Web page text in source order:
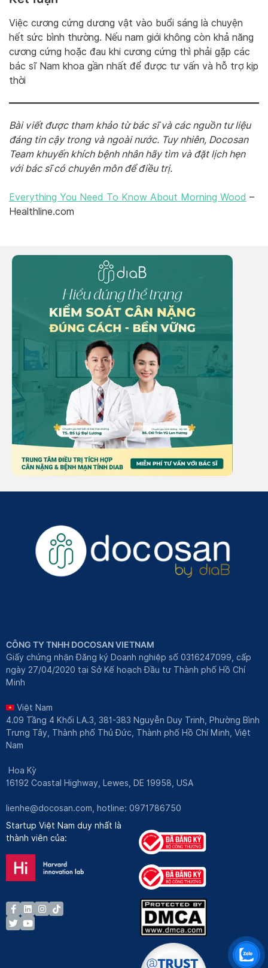
Việc cương cứng dương vật vào buổi sáng là chuyện
hết sức bình thường. Nếu nam giới không còn khả năng
cương cứng hoặc đau khi cương cứng thì phải gặp các
bác sĩ Nam khoa gần nhất để được tư vấn và hỗ trợ kịp
thời
Bài viết được tham khảo từ bác sĩ và các nguồn tư liệu
đáng tin cậy trong và ngoài nước. Tuy nhiên, Docosan
Team khuyến khích bệnh nhân hãy tìm và đặt lịch hẹn
với bác sĩ có chuyên môn để điều trị.
Everything You Need To Know About Morning Wood –
Healthline.com
CÔNG TY TNHH DOCOSAN VIETNAM
Giấy chứng nhận Đăng ký Doanh nghiệp số 0316247099, cấp
ngày 27/04/2020 tại Sở Kế hoạch Đầu tư Thành phố Hồ Chí
Minh
Việt Nam
4.09 Tầng 4 Khối LA.3, 381-383 Nguyễn Duy Trinh, Phường Bình
Trưng Tây, Thành phố Thủ Đức, Thành phố Hồ Chí Minh, Việt
Nam
Hoa Kỳ
16192 Coastal Highway, Lewes, DE 19958, USA
lienhe@docosan.com , hotline: 0971786750
Startup Việt Nam duy nhất là
thành viên của: